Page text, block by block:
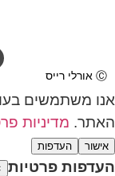
Ⓒ אורלי רייס
אנו משתמשים
האתר. מדיניות
אישור העדפות
העדפות פרטיות